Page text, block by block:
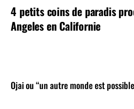
4 petits coins de paradis
Angeles en Californie
Ojai ou “un autre monde est